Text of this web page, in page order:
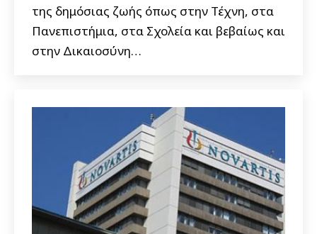
της δημόσιας ζωής όπως στην Τέχνη, στα
Πανεπιστήμια, στα Σχολεία και βεβαίως και
στην Δικαιοσύνη…